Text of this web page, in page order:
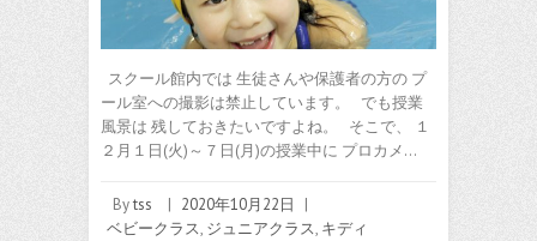
スクール館内では 生徒さんや保護者の方の プ
ール室への撮影は禁止しています。 でも授業
風景は 残しておきたいですよね。 そこで、 １
２月１日(火)～７日(月)の授業中に プロカメ…
Bytss | 2020年10月22日
|
ベビークラス, ジュニアクラス, キディ